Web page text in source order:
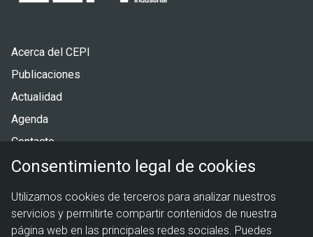
Pie
de
Acerca del CEPI
Publicaciones
Actualidad
Agenda
Contacto
legal
Política de cookies
Aviso legal
Consentimiento legal de cookies
Utilizamos cookies de terceros para analizar nuestros
servicios y permitirte compartir contenidos de nuestra
página web en las principales redes sociales. Puedes